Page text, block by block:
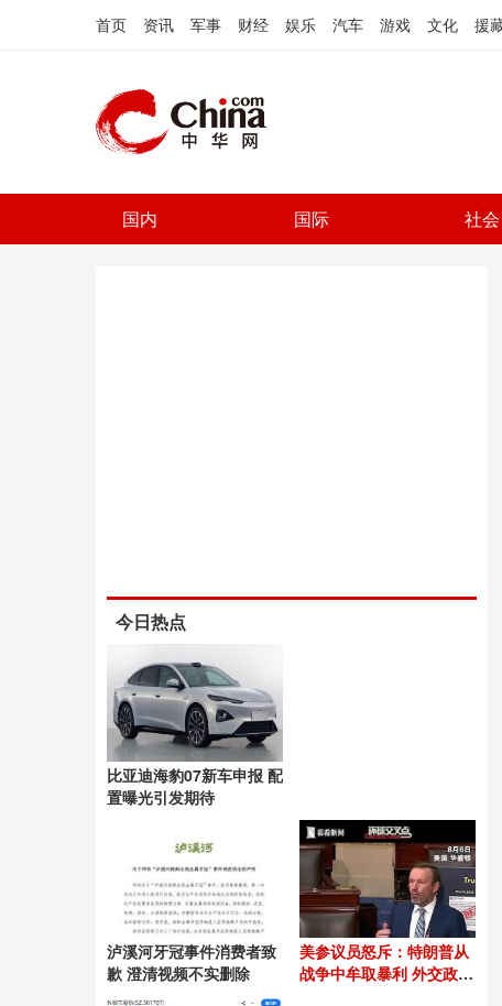
首页 资讯 军事 财经 娱乐 汽车 游戏 文化 援
国内 国际 社会
今日热点
比亚迪海豹07新车申报 配
置曝光引发期待
泸溪河牙冠事件消费者致
歉 澄清视频不实删除
美参议员怒斥：特朗普从
战争中牟取暴利 外交政策